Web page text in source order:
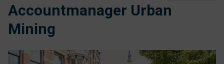
Accountmanager Urban
Mining